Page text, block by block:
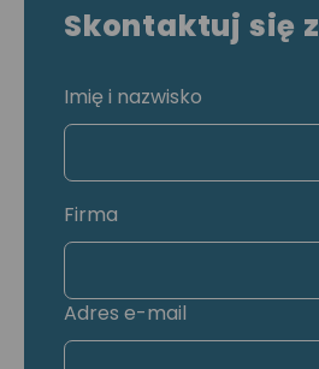
Skontaktuj się
Imię i nazwisko
Firma
Adres e-mail